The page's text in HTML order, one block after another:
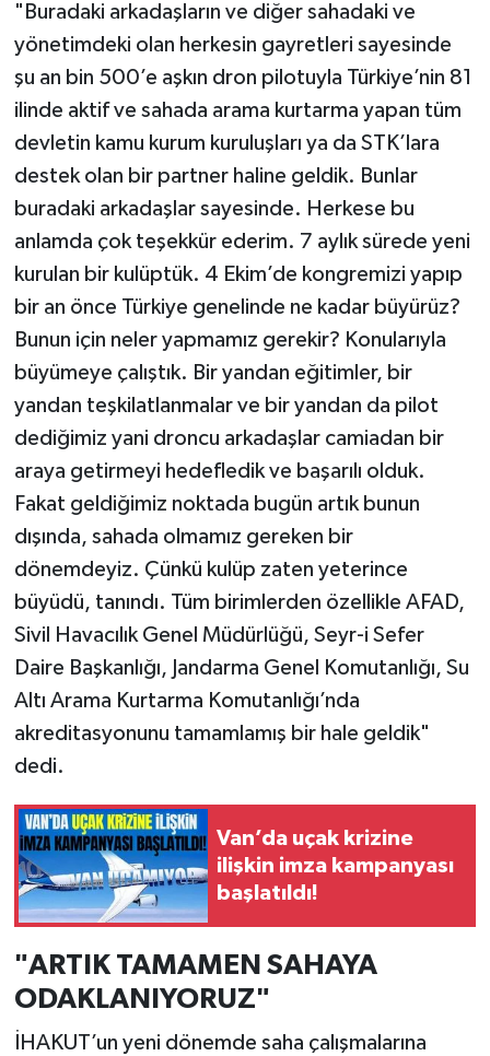
"Buradaki arkadaşların ve diğer sahadaki ve
yönetimdeki olan herkesin gayretleri sayesinde
şu an bin 500’e aşkın dron pilotuyla Türkiye’nin 81
ilinde aktif ve sahada arama kurtarma yapan tüm
devletin kamu kurum kuruluşları ya da STK’lara
destek olan bir partner haline geldik. Bunlar
buradaki arkadaşlar sayesinde. Herkese bu
anlamda çok teşekkür ederim. 7 aylık sürede yeni
kurulan bir kulüptük. 4 Ekim’de kongremizi yapıp
bir an önce Türkiye genelinde ne kadar büyürüz?
Bunun için neler yapmamız gerekir? Konularıyla
büyümeye çalıştık. Bir yandan eğitimler, bir
yandan teşkilatlanmalar ve bir yandan da pilot
dediğimiz yani droncu arkadaşlar camiadan bir
araya getirmeyi hedefledik ve başarılı olduk.
Fakat geldiğimiz noktada bugün artık bunun
dışında, sahada olmamız gereken bir
dönemdeyiz. Çünkü kulüp zaten yeterince
büyüdü, tanındı. Tüm birimlerden özellikle AFAD,
Sivil Havacılık Genel Müdürlüğü, Seyr-i Sefer
Daire Başkanlığı, Jandarma Genel Komutanlığı, Su
Altı Arama Kurtarma Komutanlığı’nda
akreditasyonunu tamamlamış bir hale geldik"
dedi.
Van’da uçak krizine
ilişkin imza kampanyası
başlatıldı!
"ARTIK TAMAMEN SAHAYA
ODAKLANIYORUZ"
İHAKUT’un yeni dönemde saha çalışmalarına